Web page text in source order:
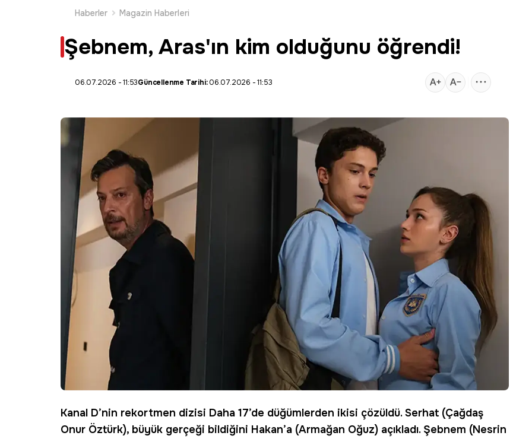
Haberler Magazin Haberleri
Şebnem, Aras'ın kim olduğunu öğrendi!
06.07.2026 - 11:53Güncellenme Tarihi:06.07.2026 - 11:53
Kanal D’nin rekortmen dizisi Daha 17’de düğümlerden ikisi çözüldü. Serhat (Çağdaş
Onur Öztürk), büyük gerçeği bildiğini Hakan’a (Armağan Oğuz) açıkladı. Şebnem (Nesrin